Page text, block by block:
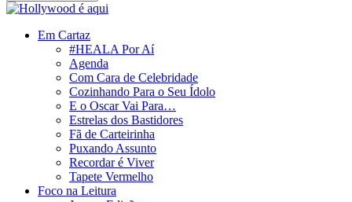
Em Cartaz
#HEALA Por Aí
Agenda
Com Cara de Celebridade
Cozinhando Para o Seu Ídolo
E o Oscar Vai Para…
Estrelas dos Bastidores
Fã de Carteirinha
Puxando Assunto
Recordar é Viver
Tapete Vermelho
Foco na Leitura